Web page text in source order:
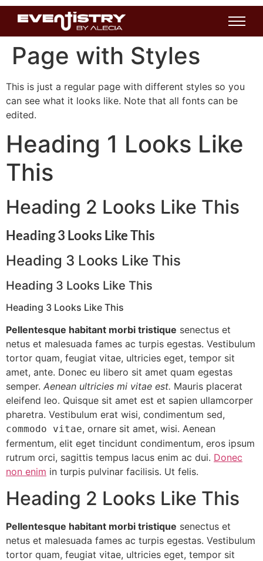
Page with Styles
This is just a regular page with different styles so you
can see what it looks like. Note that all fonts can be
edited.
Heading 1 Looks Like
This
Heading 2 Looks Like This
Heading 3 Looks Like This
Heading 3 Looks Like This
Heading 3 Looks Like This
Heading 3 Looks Like This
Pellentesque habitant morbi tristique senectus et
netus et malesuada fames ac turpis egestas. Vestibulum
tortor quam, feugiat vitae, ultricies eget, tempor sit
amet, ante. Donec eu libero sit amet quam egestas
semper. Aenean ultricies mi vitae est. Mauris placerat
eleifend leo. Quisque sit amet est et sapien ullamcorper
pharetra. Vestibulum erat wisi, condimentum sed,
commodo vitae, ornare sit amet, wisi. Aenean
fermentum, elit eget tincidunt condimentum, eros ipsum
rutrum orci, sagittis tempus lacus enim ac dui. Donec
non enim in turpis pulvinar facilisis. Ut felis.
Heading 2 Looks Like This
Pellentesque habitant morbi tristique senectus et
netus et malesuada fames ac turpis egestas. Vestibulum
tortor quam, feugiat vitae, ultricies eget, tempor sit